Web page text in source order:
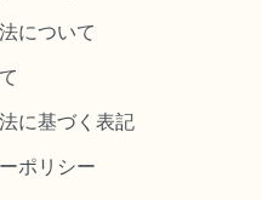
について
に基づく表記
ポリシー